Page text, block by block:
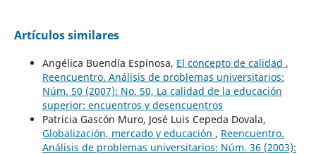
Artículos similares
Angélica Buendía Espinosa, El concepto de calidad ,
Reencuentro. Análisis de problemas universitarios:
Núm. 50 (2007): No. 50, La calidad de la educación
superior: encuentros y desencuentros
Patricia Gascón Muro, José Luis Cepeda Dovala,
Globalización, mercado y educación , Reencuentro.
Análisis de problemas universitarios: Núm. 36 (2003):